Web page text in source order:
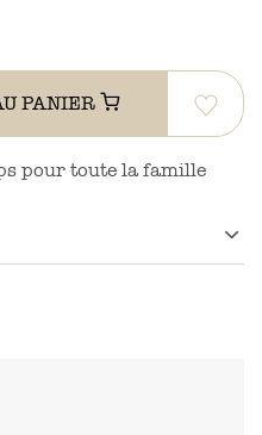
PANIER
pour toute la famille